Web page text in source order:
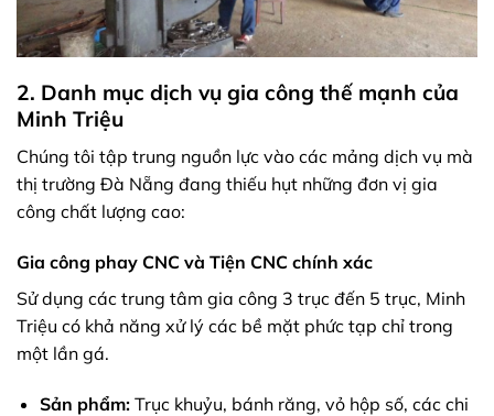
2. Danh mục dịch vụ gia công thế mạnh của
Minh Triệu
Chúng tôi tập trung nguồn lực vào các mảng dịch vụ mà
thị trường Đà Nẵng đang thiếu hụt những đơn vị gia
công chất lượng cao:
Gia công phay CNC và Tiện CNC chính xác
Sử dụng các trung tâm gia công 3 trục đến 5 trục, Minh
Triệu có khả năng xử lý các bề mặt phức tạp chỉ trong
một lần gá.
Sản phẩm:Trục khuỷu, bánh răng, vỏ hộp số, các chi